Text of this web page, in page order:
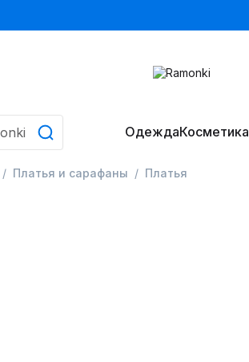
ОдеждаКосметика
Платья и сарафаны Платья